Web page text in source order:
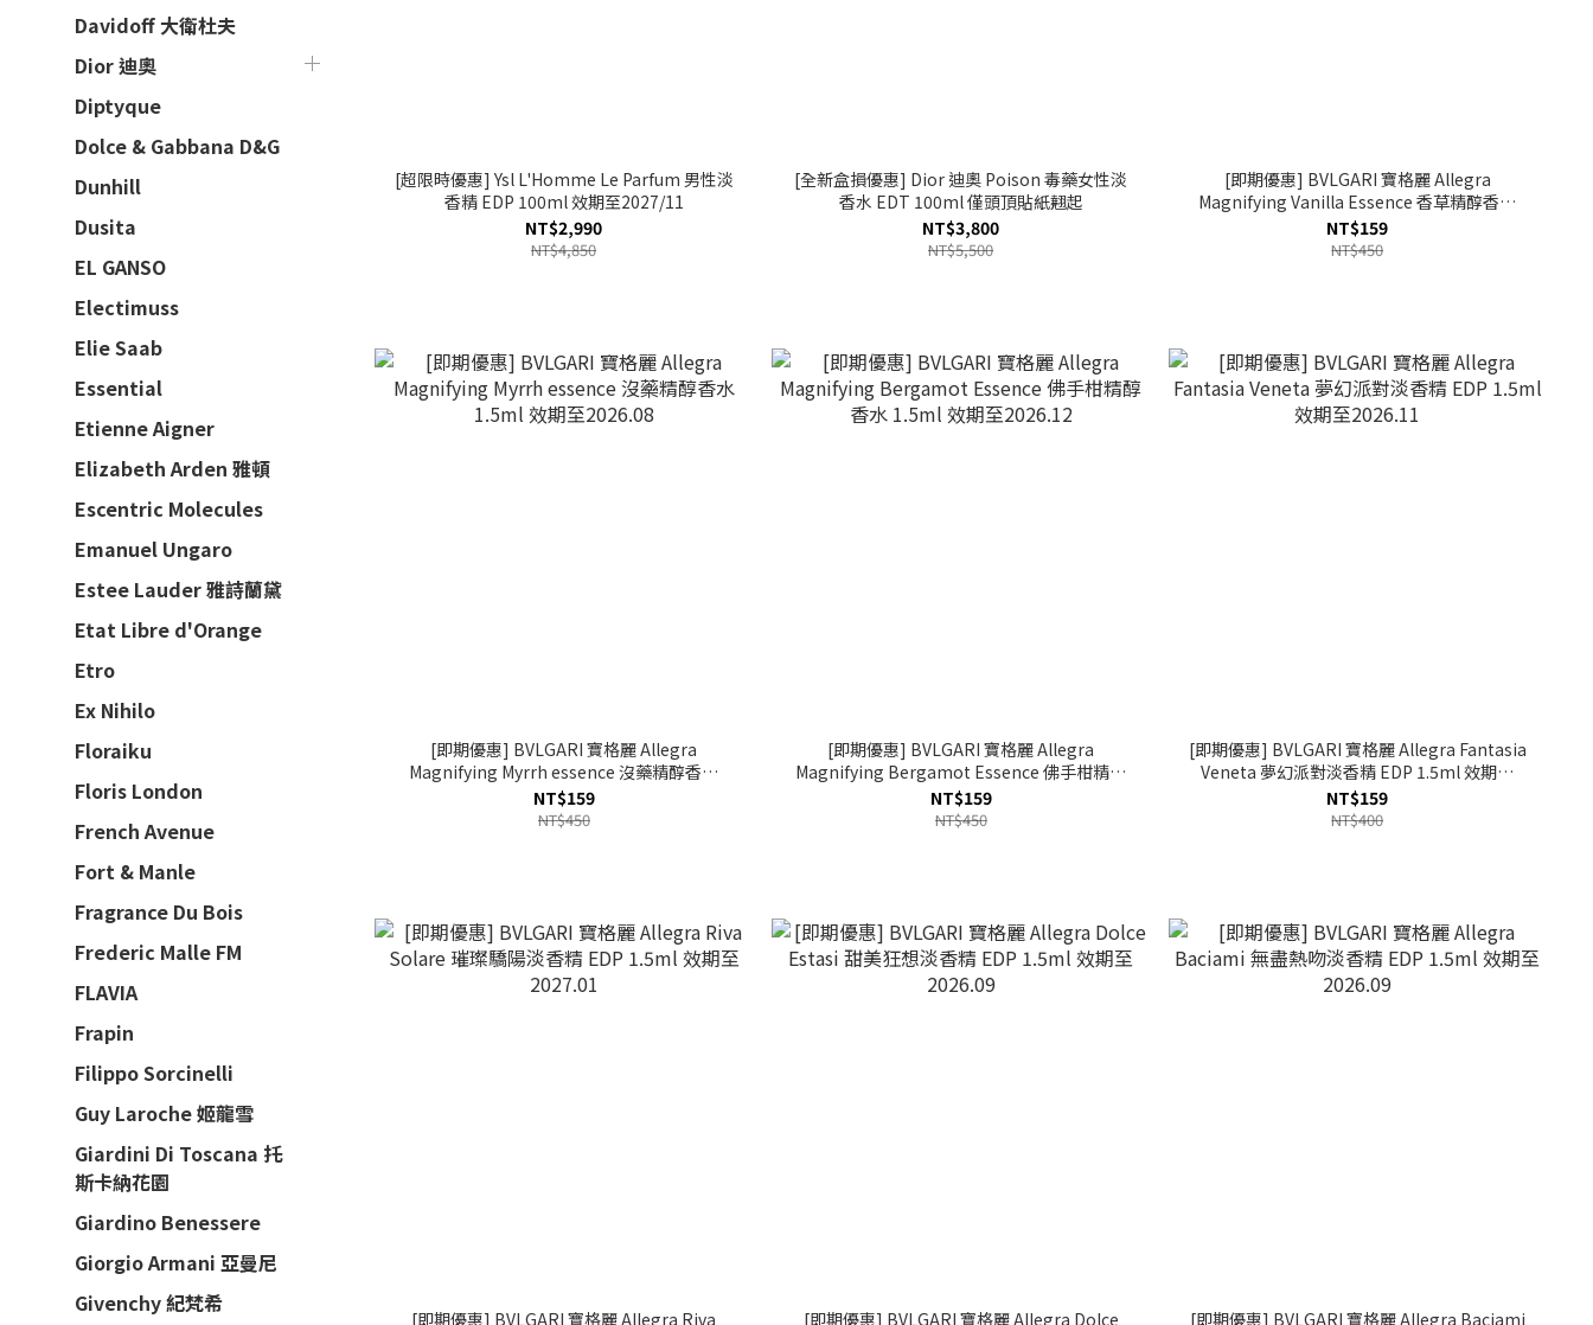
Davidoff 大衛杜夫
Dior 迪奧
Diptyque
Dolce & Gabbana D&G
Dunhill
Dusita
EL GANSO
Electimuss
Elie Saab
Essential
Etienne Aigner
Elizabeth Arden 雅頓
Escentric Molecules
Emanuel Ungaro
Estee Lauder 雅詩蘭黛
Etat Libre d'Orange
Etro
Ex Nihilo
Floraiku
Floris London
French Avenue
Fort & Manle
Fragrance Du Bois
Frederic Malle FM
FLAVIA
Frapin
Filippo Sorcinelli
Guy Laroche 姬龍雪
Giardini Di Toscana 托
斯卡納花園
Giardino Benessere
Giorgio Armani 亞曼尼
Givenchy 紀梵希
[超限時優惠] Ysl L'Homme Le Parfum 男性淡
香精 EDP 100ml 效期至2027/11
NT$2,990
NT$4,850
[全新盒損優惠] Dior 迪奧 Poison 毒藥女性淡
香水 EDT 100ml 僅頭頂貼紙翹起
NT$3,800
NT$5,500
[即期優惠] BVLGARI 寶格麗 Allegra
Magnifying Vanilla Essence 香草精醇香水
1.5ml 效期至2027.01
NT$159
NT$450
[即期優惠] BVLGARI 寶格麗 Allegra
Magnifying Myrrh essence 沒藥精醇香水
1.5ml 效期至2026.08
NT$159
NT$450
[即期優惠] BVLGARI 寶格麗 Allegra
Magnifying Bergamot Essence 佛手柑精醇
香水 1.5ml 效期至2026.12
NT$159
NT$450
[即期優惠] BVLGARI 寶格麗 Allegra Fantasia
Veneta 夢幻派對淡香精 EDP 1.5ml 效期至
2026.11
NT$159
NT$400
[即期優惠] BVLGARI 寶格麗 Allegra Riva [即期優惠] BVLGARI 寶格麗 Allegra Dolce [即期優惠] BVLGARI 寶格麗 Allegra Baciami